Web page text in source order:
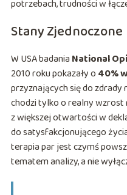
potrzebach, trudności w
Stany Zjednoczone
W USA badania National
2010 roku pokazały o 40%
przyznających się do zdrady
chodzi tylko o realny
z większej otwartości w
do satysfakcjonującego
terapia par jest czymś
tematem analizy, a nie